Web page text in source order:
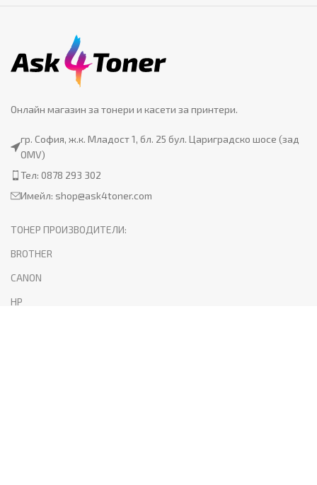
Онлайн магазин за тонери и касети за принтери.
гр. София, ж.к. Младост 1, бл. 25 бул. Цариградско шосе (зад
OMV)
Тел: 0878 293 302
Имейл: shop@ask4toner.com
ТОНЕР ПРОИЗВОДИТЕЛИ:
BROTHER
CANON
HP